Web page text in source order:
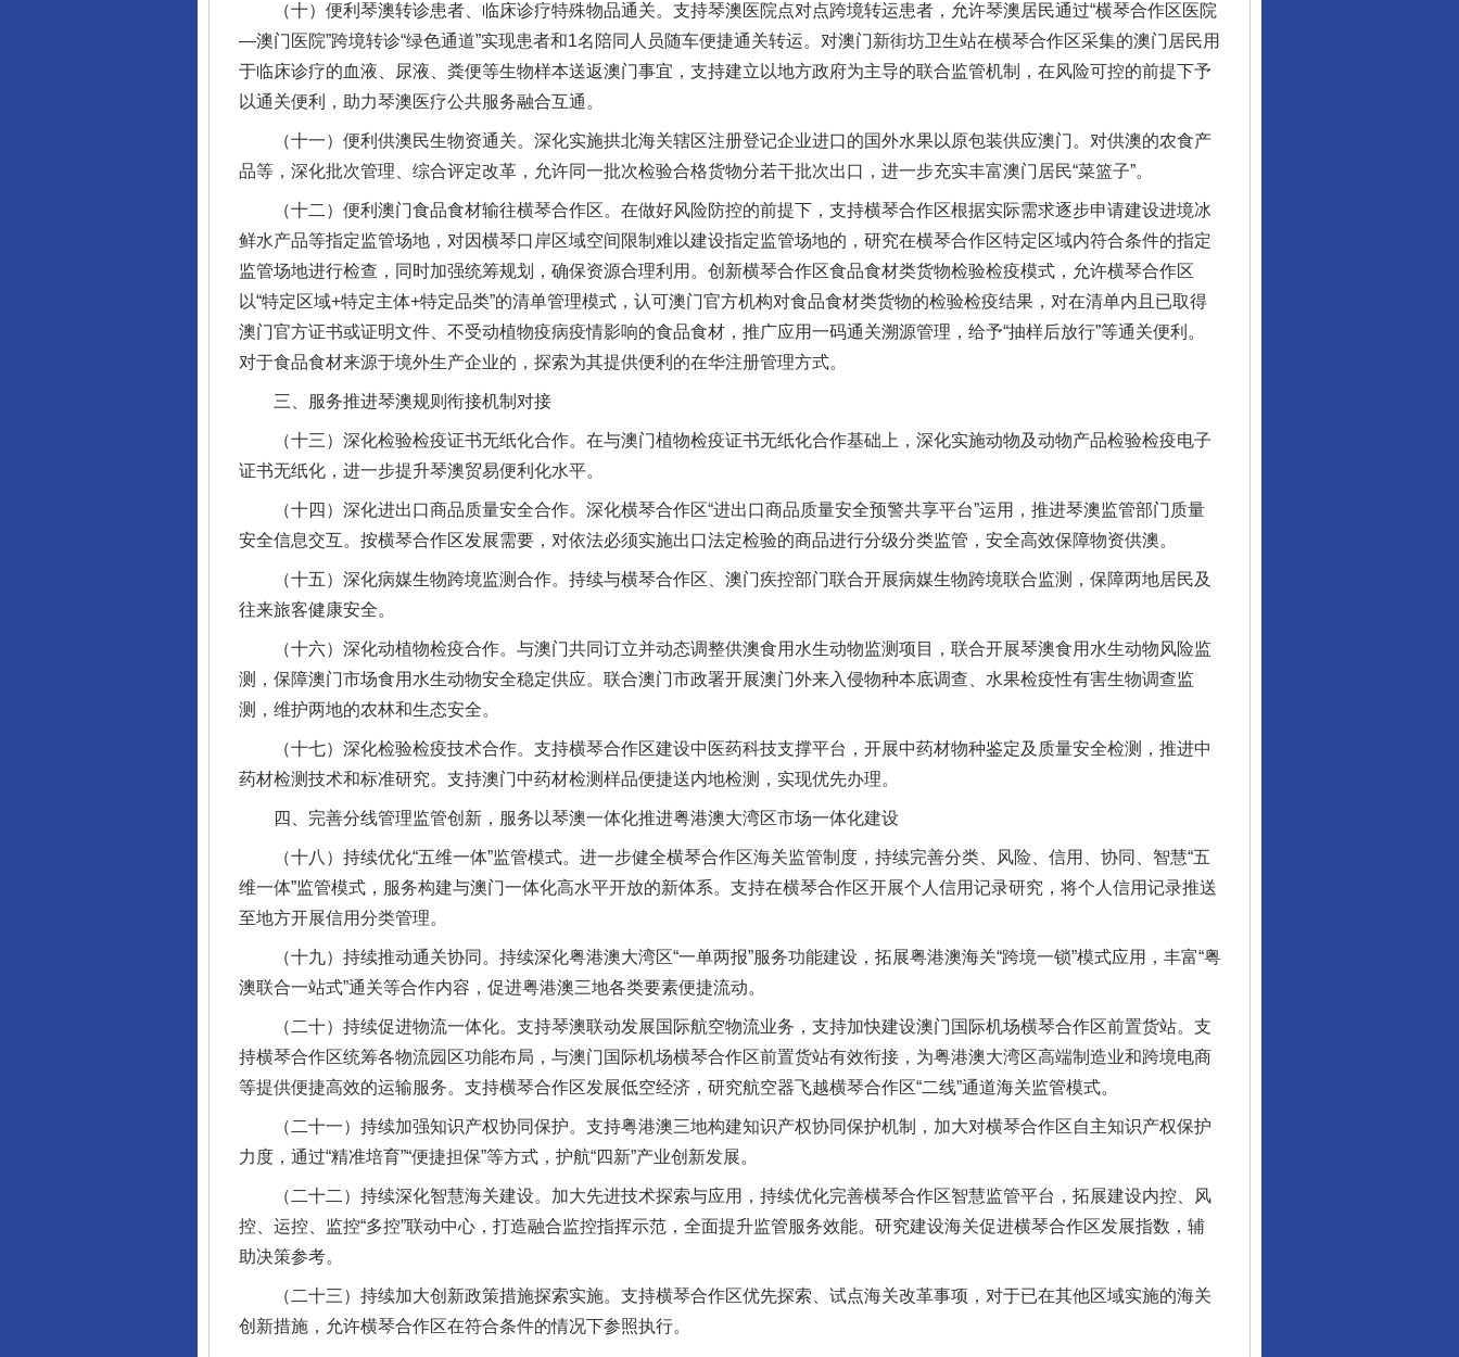
（十）便利琴澳转诊患者、临床诊疗特殊物品通关。支持琴澳医院点对点跨境转运患者，允许琴澳居民通过“横琴合作区医院
—澳门医院”跨境转诊“绿色通道”实现患者和1名陪同人员随车便捷通关转运。对澳门新街坊卫生站在横琴合作区采集的澳门居民用
于临床诊疗的血液、尿液、粪便等生物样本送返澳门事宜，支持建立以地方政府为主导的联合监管机制，在风险可控的前提下予
以通关便利，助力琴澳医疗公共服务融合互通。
（十一）便利供澳民生物资通关。深化实施拱北海关辖区注册登记企业进口的国外水果以原包装供应澳门。对供澳的农食产
品等，深化批次管理、综合评定改革，允许同一批次检验合格货物分若干批次出口，进一步充实丰富澳门居民“菜篮子”。
（十二）便利澳门食品食材输往横琴合作区。在做好风险防控的前提下，支持横琴合作区根据实际需求逐步申请建设进境冰
鲜水产品等指定监管场地，对因横琴口岸区域空间限制难以建设指定监管场地的，研究在横琴合作区特定区域内符合条件的指定
监管场地进行检查，同时加强统筹规划，确保资源合理利用。创新横琴合作区食品食材类货物检验检疫模式，允许横琴合作区
以“特定区域+特定主体+特定品类”的清单管理模式，认可澳门官方机构对食品食材类货物的检验检疫结果，对在清单内且已取得
澳门官方证书或证明文件、不受动植物疫病疫情影响的食品食材，推广应用一码通关溯源管理，给予“抽样后放行”等通关便利。
对于食品食材来源于境外生产企业的，探索为其提供便利的在华注册管理方式。
三、服务推进琴澳规则衔接机制对接
（十三）深化检验检疫证书无纸化合作。在与澳门植物检疫证书无纸化合作基础上，深化实施动物及动物产品检验检疫电子
证书无纸化，进一步提升琴澳贸易便利化水平。
（十四）深化进出口商品质量安全合作。深化横琴合作区“进出口商品质量安全预警共享平台”运用，推进琴澳监管部门质量
安全信息交互。按横琴合作区发展需要，对依法必须实施出口法定检验的商品进行分级分类监管，安全高效保障物资供澳。
（十五）深化病媒生物跨境监测合作。持续与横琴合作区、澳门疾控部门联合开展病媒生物跨境联合监测，保障两地居民及
往来旅客健康安全。
（十六）深化动植物检疫合作。与澳门共同订立并动态调整供澳食用水生动物监测项目，联合开展琴澳食用水生动物风险监
测，保障澳门市场食用水生动物安全稳定供应。联合澳门市政署开展澳门外来入侵物种本底调查、水果检疫性有害生物调查监
测，维护两地的农林和生态安全。
（十七）深化检验检疫技术合作。支持横琴合作区建设中医药科技支撑平台，开展中药材物种鉴定及质量安全检测，推进中
药材检测技术和标准研究。支持澳门中药材检测样品便捷送内地检测，实现优先办理。
四、完善分线管理监管创新，服务以琴澳一体化推进粤港澳大湾区市场一体化建设
（十八）持续优化“五维一体”监管模式。进一步健全横琴合作区海关监管制度，持续完善分类、风险、信用、协同、智慧“五
维一体”监管模式，服务构建与澳门一体化高水平开放的新体系。支持在横琴合作区开展个人信用记录研究，将个人信用记录推送
至地方开展信用分类管理。
（十九）持续推动通关协同。持续深化粤港澳大湾区“一单两报”服务功能建设，拓展粤港澳海关“跨境一锁”模式应用，丰富“粤
澳联合一站式”通关等合作内容，促进粤港澳三地各类要素便捷流动。
（二十）持续促进物流一体化。支持琴澳联动发展国际航空物流业务，支持加快建设澳门国际机场横琴合作区前置货站。支
持横琴合作区统筹各物流园区功能布局，与澳门国际机场横琴合作区前置货站有效衔接，为粤港澳大湾区高端制造业和跨境电商
等提供便捷高效的运输服务。支持横琴合作区发展低空经济，研究航空器飞越横琴合作区“二线”通道海关监管模式。
（二十一）持续加强知识产权协同保护。支持粤港澳三地构建知识产权协同保护机制，加大对横琴合作区自主知识产权保护
力度，通过“精准培育”“便捷担保”等方式，护航“四新”产业创新发展。
（二十二）持续深化智慧海关建设。加大先进技术探索与应用，持续优化完善横琴合作区智慧监管平台，拓展建设内控、风
控、运控、监控“多控”联动中心，打造融合监控指挥示范，全面提升监管服务效能。研究建设海关促进横琴合作区发展指数，辅
助决策参考。
（二十三）持续加大创新政策措施探索实施。支持横琴合作区优先探索、试点海关改革事项，对于已在其他区域实施的海关
创新措施，允许横琴合作区在符合条件的情况下参照执行。
完善运行机制助力责任有效落实
千年窑火 生生不息 一批国家标准开始实施 从数据变化看反腐深化